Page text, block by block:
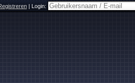
|Login: